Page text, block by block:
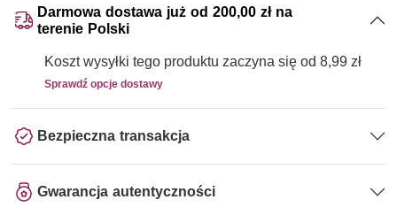
Darmowa dostawa już od 200,00 zł na
terenie Polski
Koszt wysyłki tego produktu zaczyna się od 8,99 zł
Sprawdź opcje dostawy
Bezpieczna transakcja
Gwarancja autentyczności